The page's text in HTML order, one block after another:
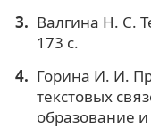
Валгина Н. С.
173 с.
Горина И. И.
текстовых
образование